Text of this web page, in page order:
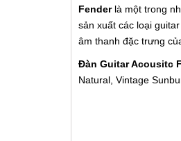
Fenderlà một trong
sản xuất các loại
âm thanh đặc trưng
Đàn Guitar Acousitc
Natural, Vintage